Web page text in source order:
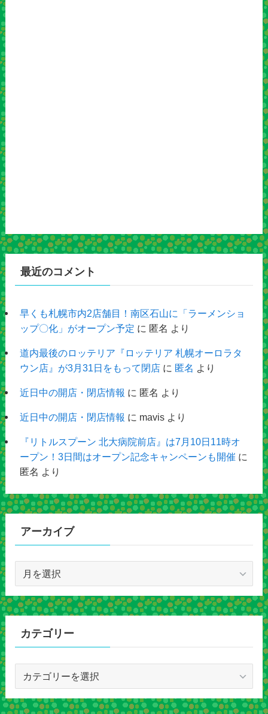
最近のコメント
早くも札幌市内2店舗目！南区石山に「ラーメンショ
ップ〇化」がオープン予定 に 匿名 より
道内最後のロッテリア『ロッテリア 札幌オーロラタ
ウン店』が3月31日をもって閉店に 匿名 より
近日中の開店・閉店情報 に 匿名 より
近日中の開店・閉店情報 に mavisより
『リトルスプーン 北大病院前店』は7月10日11時オ
ープン！3日間はオープン記念キャンペーンも開催 に
匿名 より
アーカイブ
カ
イ
カテゴリー
ゴ